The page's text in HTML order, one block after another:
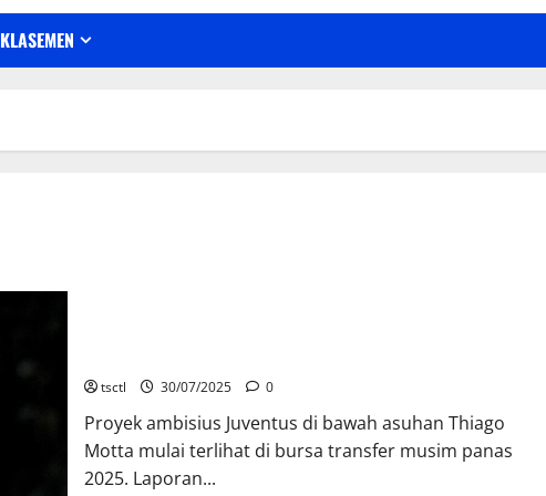
KLASEMEN
tsctl 30/07/2025 0
Proyek ambisius Juventus di bawah asuhan Thiago
Motta mulai terlihat di bursa transfer musim panas
2025. Laporan...